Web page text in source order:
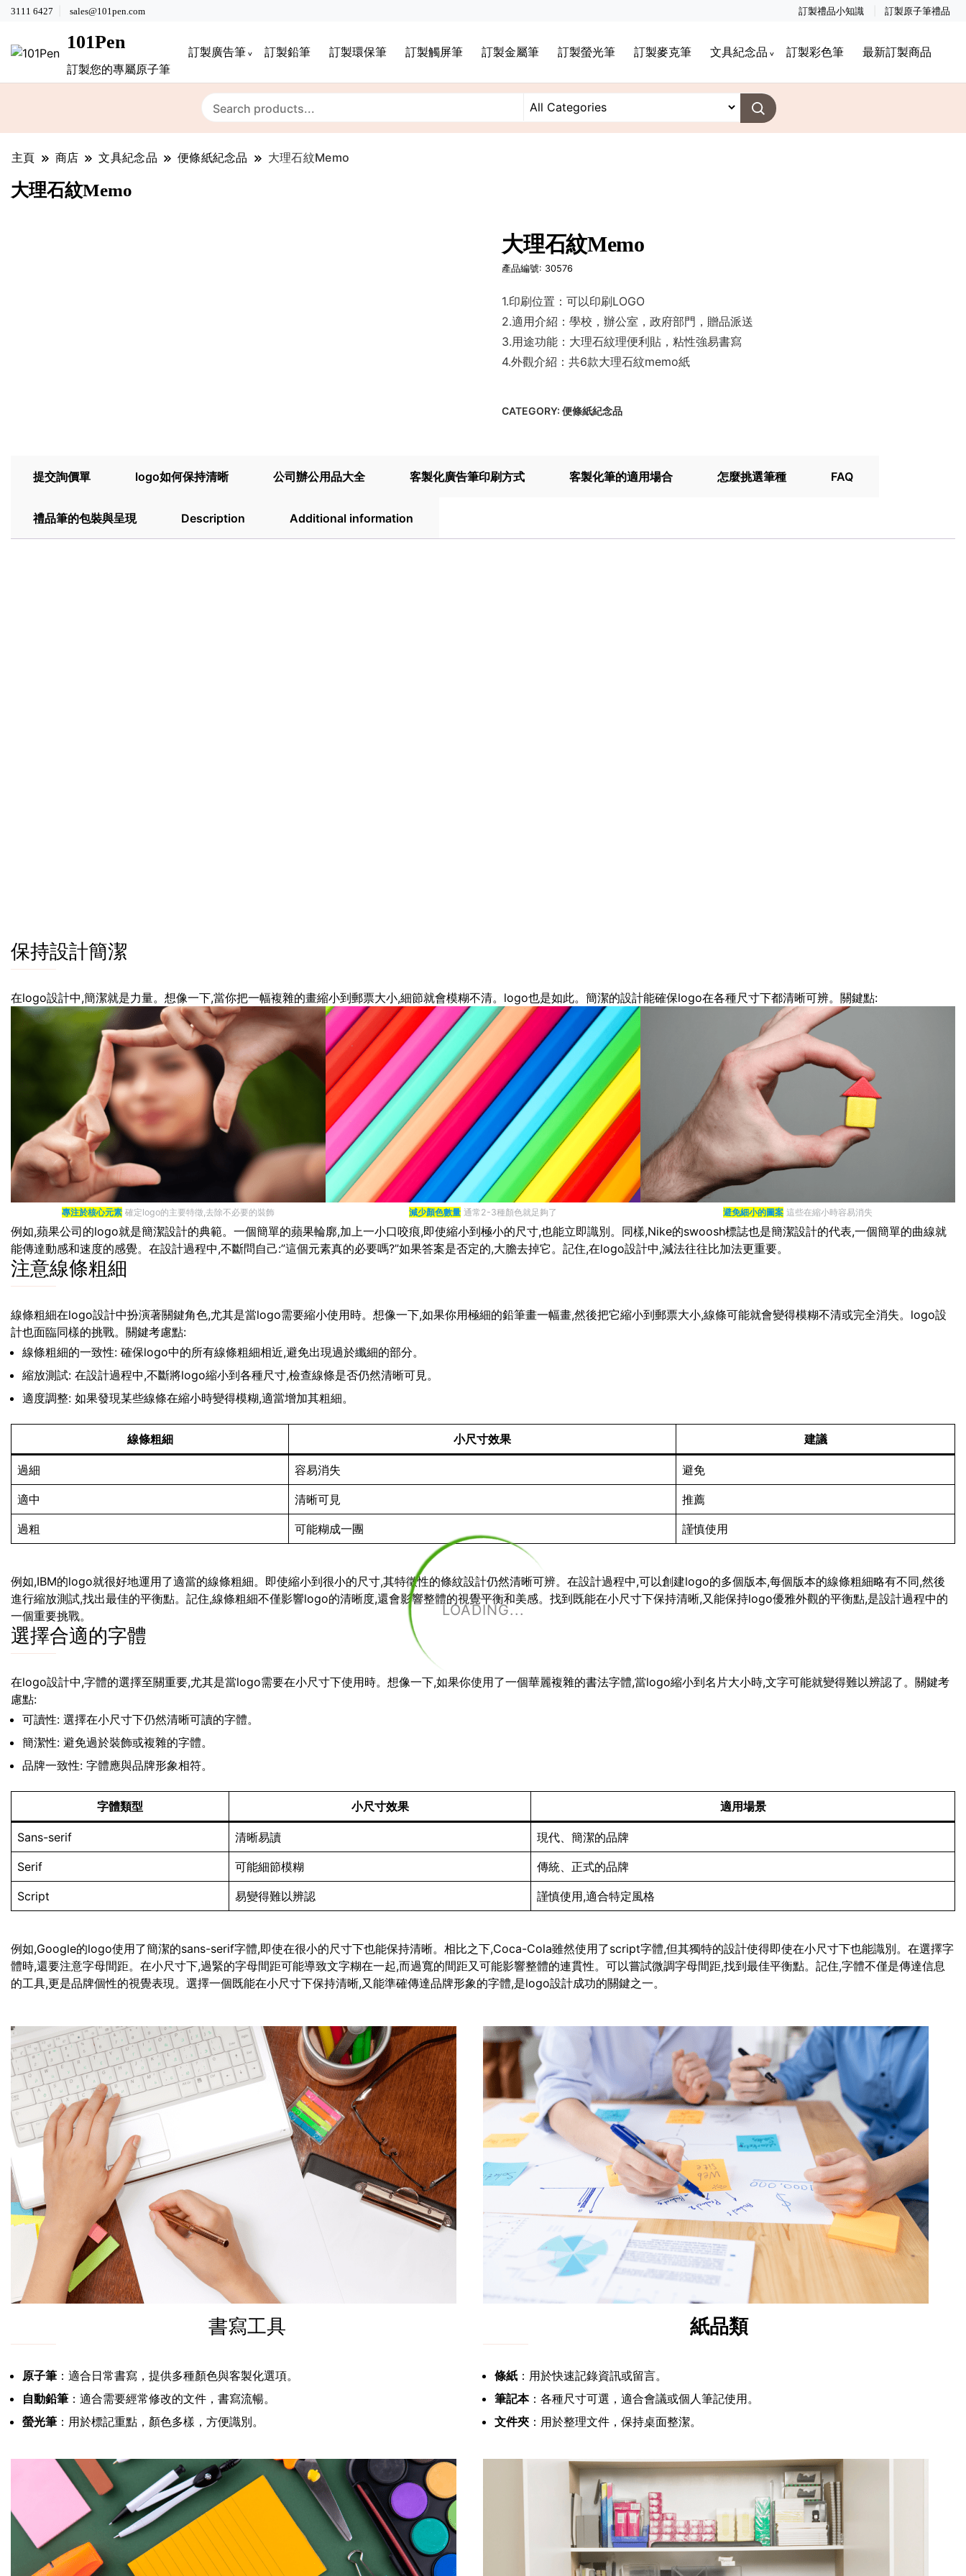
3111 6427 sales@101pen.com 訂製禮品小知識 訂製原子筆禮品
101Pen
訂製您的專屬原子筆
訂製廣告筆 訂製鉛筆 訂製環保筆 訂製觸屏筆 訂製金屬筆 訂製螢光筆 訂製麥克筆 文具紀念品 訂製彩色筆 最新訂製商品
主頁 商店 文具紀念品 便條紙紀念品 大理石紋Memo
大理石紋Memo
LOADING...
大理石紋Memo
產品編號: 30576
1.印刷位置：可以印刷LOGO
2.適用介紹：學校，辦公室，政府部門，贈品派送
3.用途功能：大理石紋理便利貼，粘性強易書寫
4.外觀介紹：共6款大理石紋memo紙
CATEGORY:便條紙紀念品
提交詢價單 logo如何保持清晰 公司辦公用品大全 客製化廣告筆印刷方式 客製化筆的適用場合 怎麼挑選筆種 FAQ
禮品筆的包裝與呈現 Description Additional information
保持設計簡潔
在logo設計中,簡潔就是力量。想像一下,當你把一幅複雜的畫縮小到郵票大小,細節就會模糊不清。logo也是如此。簡潔的設計能確保logo在各種尺寸下都清晰可辨。關鍵點:
專注於核心元素 確定logo的主要特徵,去除不必要的裝飾 減少顏色數量 通常2-3種顏色就足夠了 避免細小的圖案 這些在縮小時容易消失
例如,蘋果公司的logo就是簡潔設計的典範。一個簡單的蘋果輪廓,加上一小口咬痕,即使縮小到極小的尺寸,也能立即識別。同樣,Nike的swoosh標誌也是簡潔設計的代表,一個簡單的曲線就
能傳達動感和速度的感覺。在設計過程中,不斷問自己:”這個元素真的必要嗎?”如果答案是否定的,大膽去掉它。記住,在logo設計中,減法往往比加法更重要。
注意線條粗細
線條粗細在logo設計中扮演著關鍵角色,尤其是當logo需要縮小使用時。想像一下,如果你用極細的鉛筆畫一幅畫,然後把它縮小到郵票大小,線條可能就會變得模糊不清或完全消失。logo設
計也面臨同樣的挑戰。關鍵考慮點:
線條粗細的一致性: 確保logo中的所有線條粗細相近,避免出現過於纖細的部分。
縮放測試: 在設計過程中,不斷將logo縮小到各種尺寸,檢查線條是否仍然清晰可見。
適度調整: 如果發現某些線條在縮小時變得模糊,適當增加其粗細。
線條粗細 小尺寸效果 建議
過細 容易消失 避免
適中 清晰可見 推薦
過粗 可能糊成一團 謹慎使用
例如,IBM的logo就很好地運用了適當的線條粗細。即使縮小到很小的尺寸,其特徵性的條紋設計仍然清晰可辨。在設計過程中,可以創建logo的多個版本,每個版本的線條粗細略有不同,然後
進行縮放測試,找出最佳的平衡點。記住,線條粗細不僅影響logo的清晰度,還會影響整體的視覺平衡和美感。找到既能在小尺寸下保持清晰,又能保持logo優雅外觀的平衡點,是設計過程中的
一個重要挑戰。
選擇合適的字體
在logo設計中,字體的選擇至關重要,尤其是當logo需要在小尺寸下使用時。想像一下,如果你使用了一個華麗複雜的書法字體,當logo縮小到名片大小時,文字可能就變得難以辨認了。關鍵考
慮點:
可讀性: 選擇在小尺寸下仍然清晰可讀的字體。
簡潔性: 避免過於裝飾或複雜的字體。
品牌一致性: 字體應與品牌形象相符。
字體類型 小尺寸效果 適用場景
Sans-serif 清晰易讀 現代、簡潔的品牌
Serif 可能細節模糊 傳統、正式的品牌
Script 易變得難以辨認 謹慎使用,適合特定風格
例如,Google的logo使用了簡潔的sans-serif字體,即使在很小的尺寸下也能保持清晰。相比之下,Coca-Cola雖然使用了script字體,但其獨特的設計使得即使在小尺寸下也能識別。在選擇字
體時,還要注意字母間距。在小尺寸下,過緊的字母間距可能導致文字糊在一起,而過寬的間距又可能影響整體的連貫性。可以嘗試微調字母間距,找到最佳平衡點。記住,字體不僅是傳達信息
的工具,更是品牌個性的視覺表現。選擇一個既能在小尺寸下保持清晰,又能準確傳達品牌形象的字體,是logo設計成功的關鍵之一。
書寫工具
原子筆 ：適合日常書寫，提供多種顏色與客製化選項。
自動鉛筆 ：適合需要經常修改的文件，書寫流暢。
螢光筆 ：用於標記重點，顏色多樣，方便識別。
紙品類
條紙 ：用於快速記錄資訊或留言。
筆記本：各種尺寸可選，適合會議或個人筆記使用。
文件夾 ：用於整理文件，保持桌面整潔。